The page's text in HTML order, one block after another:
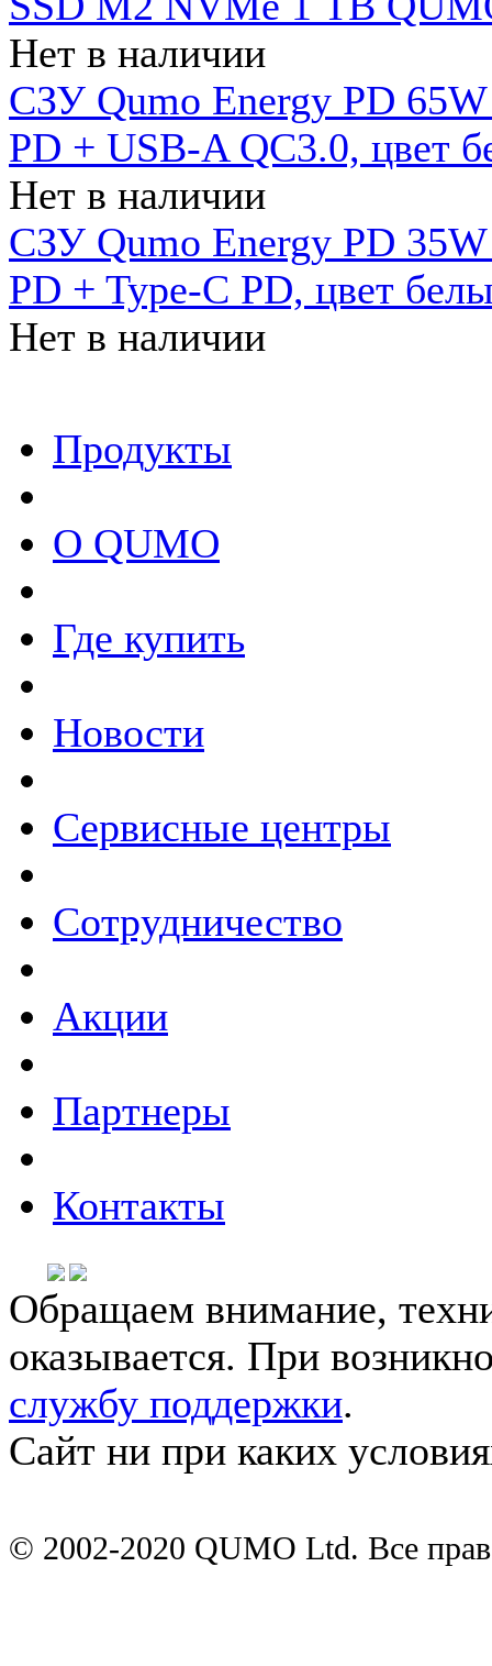
Нет в наличии
СЗУ Qumo Energy PD
PD + USB-A QC3.0, цвет
Нет в наличии
СЗУ Qumo Energy PD
PD + Type-C PD, цвет
Нет в наличии
Продукты
О QUMO
Где купить
Новости
Сервисные центры
Сотрудничество
Акции
Партнеры
Контакты
Обращаем внимание,
оказывается. При
службу поддержки.
Сайт ни при каких
© 2002-2020 QUMO Ltd. Все